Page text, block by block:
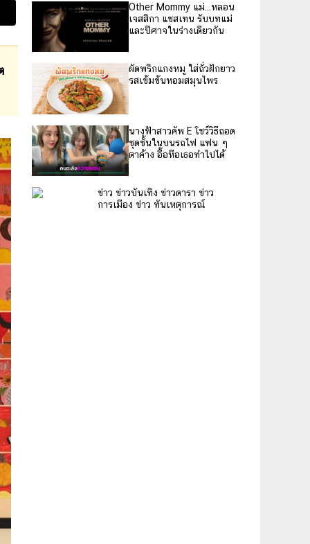
Other Mommy แม่...หลอน
เจสสิกา แชสเทน รับบทแม่
และปีศาจในร่างเดียวกัน
ผัดพริกแกงหมู ใส่ถั่วฝักยาว
รสเข้มข้นหอมสมุนไพร
นางฟ้าสาวคัพ E โชว์วิธีถอด
ชุดชั้นในบนรถไฟ แฟน ๆ
ตาค้าง อื้อหือเธอทำไปได้
ข่าว ข่าวบันเทิง ข่าวดารา ข่าว
การเมือง ข่าว ทันเหตุการณ์